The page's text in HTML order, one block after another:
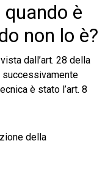
è
non lo è?
dall’art. 28 della
successivamente
è stato l’art. 8
della